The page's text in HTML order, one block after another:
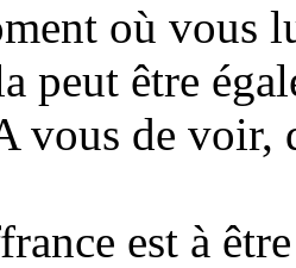
où vous
peut être
vous de voir,
est à